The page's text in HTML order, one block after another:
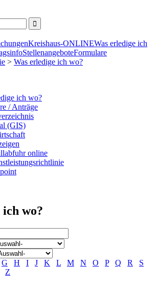
Kreishaus-ONLINEWas erledige ich
StellenangeboteFormulare
> Was erledige ich wo?
ich wo?
/ Anträge
(GIS)
online
wo?
G H I J K L M N O P Q R
S
Z